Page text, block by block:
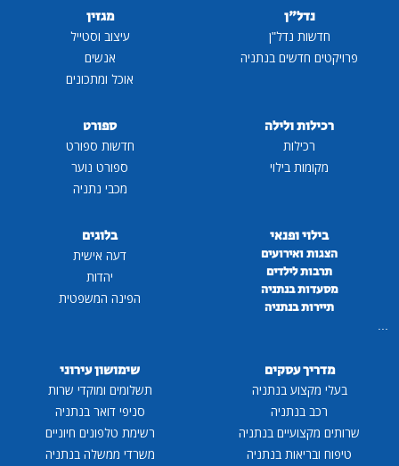
נדל"ן
חדשות נדל"ן
פרויקטים חדשים בנתניה
מגזין
עיצוב וסטייל
אנשים
אוכל ומתכונים
רכילות ולילה
רכילות
מקומות בילוי
ספורט
חדשות ספורט
ספורט נוער
מכבי נתניה
בילוי ופנאי
הצגות ואירועים
תרבות לילדים
מסעדות בנתניה
תיירות בנתניה
...
בלוגים
דעה אישית
יהדות
הפינה המשפטית
מדריך עסקים
בעלי מקצוע בנתניה
רכב בנתניה
שרותים מקצועיים בנתניה
טיפוח ובריאות בנתניה
שימושון עירוני
תשלומים ומוקדי שרות
סניפי דואר בנתניה
רשימת טלפונים חיוניים
משרדי ממשלה בנתניה